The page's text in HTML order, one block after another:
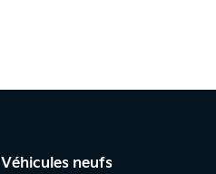
Véhicules neufs